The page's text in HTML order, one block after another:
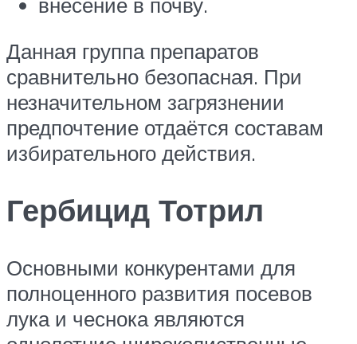
Данная группа препаратов
сравнительно безопасная. При
незначительном загрязнении
предпочтение отдаётся составам
избирательного действия.
Гербицид Тотрил
Основными конкурентами для
полноценного развития посевов
лука и чеснока являются